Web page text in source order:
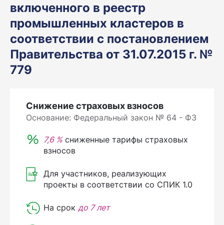
включенного в реестр
промышленных кластеров в
соответствии с постановлением
Правительства от 31.07.2015 г. №
779
Снижение страховых взносов
Основание: Федеральный закон № 64 - ФЗ
7,6 %сниженные тарифы страховых
взносов
Для участников, реализующих
проекты в соответствии со СПИК 1.0
На срок до 7 лет